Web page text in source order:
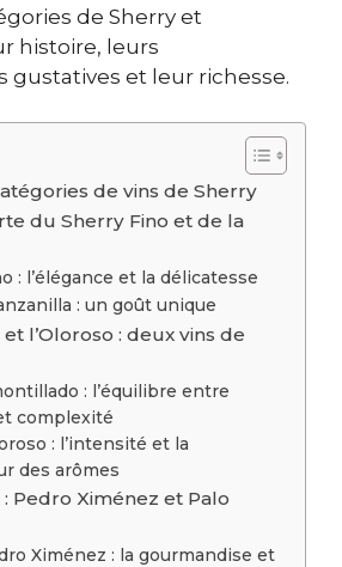
de Sherry et
histoire, leurs
gustatives et leur richesse.
de vins de Sherry
du Sherry Fino et de la
: l’élégance et la délicatesse
: un goût unique
et l’Oloroso : deux vins de
: l’équilibre entre
complexité
: l’intensité et la
des arômes
: Pedro Ximénez et Palo
Ximénez : la gourmandise et